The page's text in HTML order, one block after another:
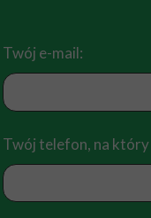
Twój e-mail:
Twój telefon, na
szybko,
normy
że wstyd ją